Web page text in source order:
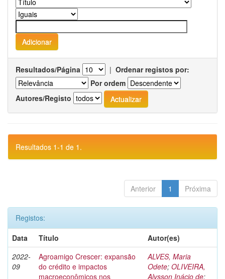
Resultados/Página | Ordenar registos por:
Por ordem
Autores/Registo
Resultados 1-1 de 1.
Anterior 1 Próxima
Registos:
Data
Título
Autor(es)
2022-
09
Agroamigo Crescer: expansão
do crédito e impactos
macroeconômicos nos
ALVES, Maria
Odete; OLIVEIRA,
Alysson Inácio de;